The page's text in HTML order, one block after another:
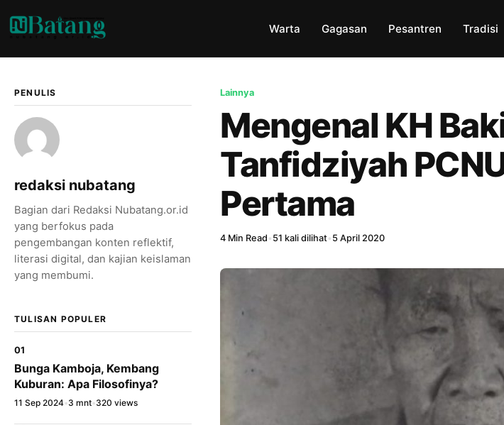
Warta Gagasan Pesantren Tradisi
PENULIS
redaksi nubatang
Bagian dari Redaksi Nubatang.or.id
yang berfokus pada
pengembangan konten reflektif,
literasi digital, dan kajian keislaman
yang membumi.
TULISAN POPULER
01
Bunga Kamboja, Kembang
Kuburan: Apa Filosofinya?
11 Sep 2024•3 mnt•320 views
Lainnya
Mengenal KH
Tanfidziyah
Pertama
4 Min Read • 51 kali dilihat• 5 April 2020